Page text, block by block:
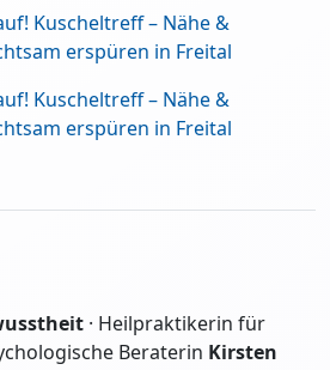
Kuscheltreff – Nähe &
erspüren in Freital
Kuscheltreff – Nähe &
erspüren in Freital
· Heilpraktikerin für
Beraterin Kirsten